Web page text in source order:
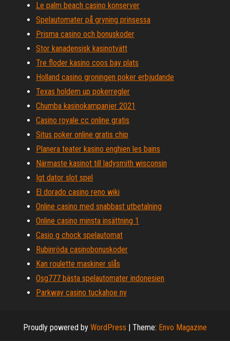
Le palm beach casino konserver
Spelautomater på gryning prinsessa
Prisma casino och bonuskoder
Stor kanadensisk kasinotvätt
Tre floder kasino coos bay plats
Holland casino groningen poker erbjudande
Texas holdem up pokerregler
Chumba kasinokampanjer 2021
Casino royale cc online gratis
Situs poker online gratis chip
Planera teater kasino enghien les bains
Närmaste kasinot till ladysmith wisconsin
Igt dator slot spel
El dorado casino reno wiki
Online casino med snabbast utbetalning
Online casino minsta insättning 1
Casio g chock spelautomat
Rubinröda casinobonuskoder
Kan roulette maskiner slås
Osg777 bästa spelautomater indonesien
Parkway casino tuckahoe ny
Proudly powered by WordPress | Theme: Envo Magazine